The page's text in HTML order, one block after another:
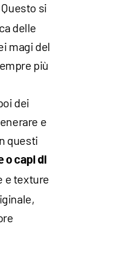
si
delle
magi del
più
dei
e
questi
o capi di
e texture